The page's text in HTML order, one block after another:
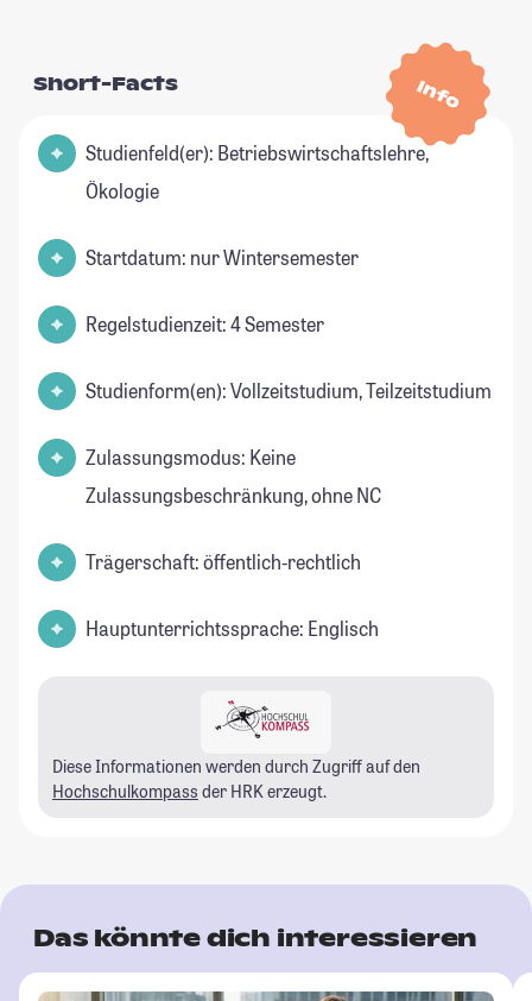
Info
Short-Facts
Studienfeld(er): Betriebswirtschaftslehre,
Ökologie
Startdatum: nur Wintersemester
Regelstudienzeit: 4 Semester
Studienform(en): Vollzeitstudium, Teilzeitstudium
Zulassungsmodus: Keine
Zulassungsbeschränkung, ohne NC
Trägerschaft: öffentlich-rechtlich
Hauptunterrichtssprache: Englisch
Diese Informationen werden durch Zugriff auf den
Hochschulkompass der HRK erzeugt.
Das könnte dich interessieren